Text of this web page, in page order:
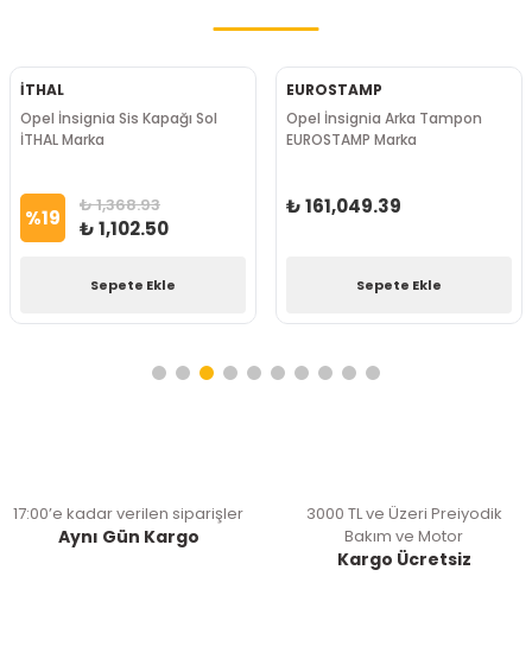
İTHAL
Opel İnsignia Sis Kapağı Sol
İTHAL Marka
%19 ₺ 1,368.93
₺ 1,102.50
Sepete Ekle
EUROSTAMP
Opel İnsignia Arka Tampon
EUROSTAMP Marka
₺ 161,049.39
Sepete Ekle
17:00’e kadar verilen siparişler
Aynı Gün Kargo
3000 TL ve Üzeri Preiyodik
Bakım ve Motor
Kargo Ücretsiz